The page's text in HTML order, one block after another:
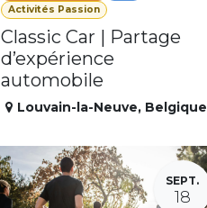
Activités Passion
Classic Car | Partage
d’expérience
automobile
Louvain-la-Neuve, Belgique
SEPT.
18